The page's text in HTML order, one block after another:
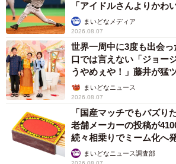
「アイドルさんよりかわ
か」まいどなメディア
2026.08.07
世界一周中に3度も出会
口では言えない「ジョー
うやめぇや！」藤井が猛
ん】まいどなニュース
2026.08.07
「国産マッチでもバズり
老舗メーカーの投稿が
続々相乗りでミーム化へ
まいどなニュース調査部